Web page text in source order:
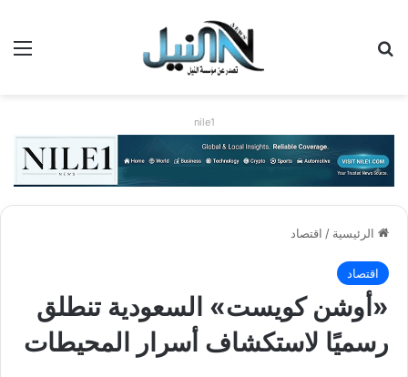
nile1
الرئيسية / اقتصاد
اقتصاد
«أوشن كويست» السعودية تنطلق
رسميًا لاستكشاف أسرار المحيطات